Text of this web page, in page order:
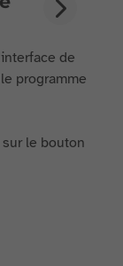
de
programme
le bouton